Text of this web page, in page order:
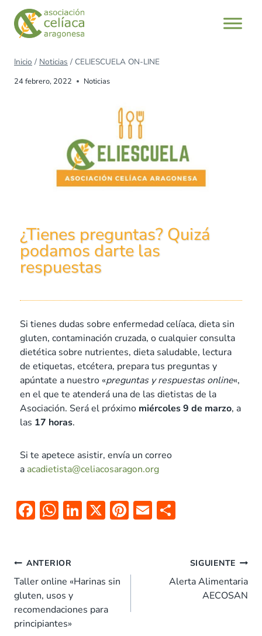
Inicio / Noticias / CELIESCUELA ON-LINE
24 febrero, 2022 Noticias
¿Tienes preguntas? Quizá
podamos darte las
respuestas
Si tienes dudas sobre enfermedad celíaca, dieta sin
gluten, contaminación cruzada, o cualquier consulta
dietética sobre nutrientes, dieta saludable, lectura
de etiquetas, etcétera, prepara tus preguntas y
apúntate a nuestro «preguntas y respuestas online«,
en el que te atenderá una de las dietistas de la
Asociación. Será el próximo miércoles 9 de marzo, a
las 17 horas.
Si te apetece asistir, envía un correo
a acadietista@celiacosaragon.org
F
b
o
o
k
W
s
A
p
p
Li
dI
n
X Pi E
ar
ANTERIOR
Taller online «Harinas sin
gluten, usos y
recomendaciones para
principiantes»
SIGUIENTE
Alerta Alimentaria
AECOSAN